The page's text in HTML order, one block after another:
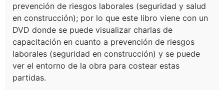
prevención de riesgos laborales (seguridad y salud
en construcción); por lo que este libro viene con un
DVD donde se puede visualizar charlas de
capacitación en cuanto a prevención de riesgos
laborales (seguridad en construcción) y se puede
ver el entorno de la obra para costear estas
partidas.